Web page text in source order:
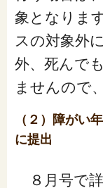
象となりま
スの対象外
外、死んで
ませんので
（２）障がい
に提出
８月号で